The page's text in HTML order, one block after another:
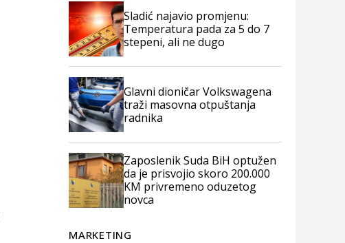
Sladić najavio promjenu:
Temperatura pada za 5 do 7
stepeni, ali ne dugo
Glavni dioničar Volkswagena
traži masovna otpuštanja
radnika
Zaposlenik Suda BiH optužen
da je prisvojio skoro 200.000
KM privremeno oduzetog
novca
MARKETING